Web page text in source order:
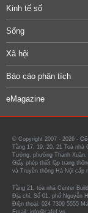
Kinh tế số
Sống
Xã hội
Báo cáo phân tích
eMagazine
© Copyright 2007 - 2026 -
Tầng 17, 19, 20, 21 Toà nhà
Tưởng, phường Thanh
Giấy phép thiết lập trang
và Truyền thông Hà Nội cấp
Tầng 21, tòa nhà Center
Địa chỉ: Số 01, phố Nguyễn
Điện thoại: 024 7309 5555
Email: info@cafef.vn